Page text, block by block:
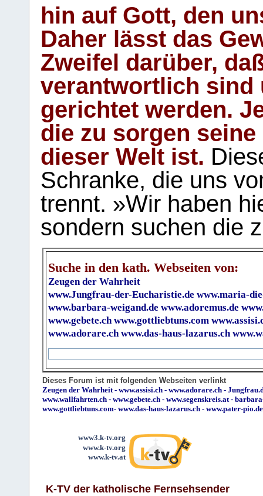
hin auf Gott, den
Daher lässt das
Zweifel darüber,
verantwortlich sind
gerichtet werden.
die zu sorgen
dieser Welt ist.
Schranke, die uns
trennt. »Wir haben
sondern suchen die
Suche in den kath. Webseiten von:
Zeugen der Wahrheit
www.Jungfrau-der-Eucharistie.de www.maria-
www.barbara-weigand.de www.adoremus.de
www.gebete.ch www.gottliebtuns.com
www.adorare.ch www.das-haus-lazarus.ch
Dieses Forum ist mit folgenden Webseiten verlinkt
Zeugen der Wahrheit- www.assisi.ch - www.adorare.ch -
www.wallfahrten.ch - www.gebete.ch - www.segenskreis.at-
www.gottliebtuns.com- www.das-haus-lazarus.ch - www.pater-pio.de
www3.k-tv.org
www.k-tv.org
www.k-tv.at
K-TV der katholische Fernsehsender